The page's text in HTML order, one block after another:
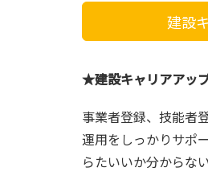
建設
★建設キャリアアッ
事業者登録、技能者
運用をしっかりサポ
らたいいか分からな